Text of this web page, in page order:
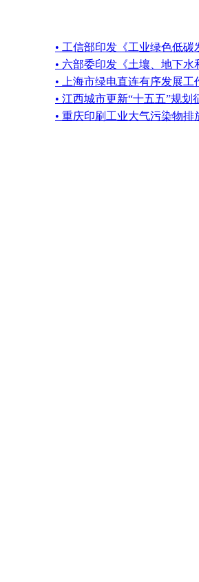
• 工信部印发《工业绿色低碳
• 六部委印发《土壤、地下
• 上海市绿电直连有序发展工
• 江西城市更新“十五五”规划
• 重庆印刷工业大气污染物排